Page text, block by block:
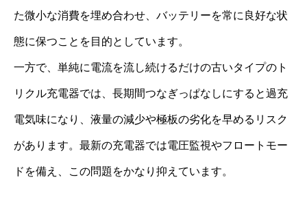
た微小な消費を埋め合わせ、バッテリーを常に良好な状
態に保つことを目的としています。
一方で、単純に電流を流し続けるだけの古いタイプのト
リクル充電器では、長期間つなぎっぱなしにすると過充
電気味になり、液量の減少や極板の劣化を早めるリスク
があります。最新の充電器では電圧監視やフロートモー
ドを備え、この問題をかなり抑えています。